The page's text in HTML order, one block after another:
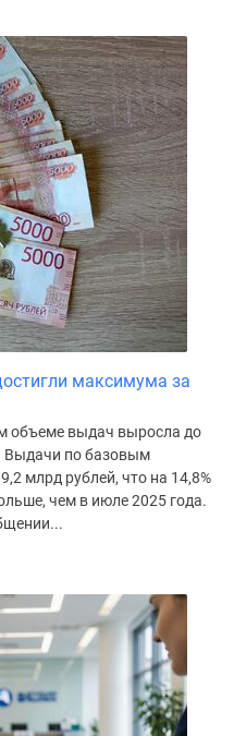
максимума за
объеме выдач выросла до
Выдачи по базовым
млрд рублей, что на 14,8%
чем в июле 2025 года.